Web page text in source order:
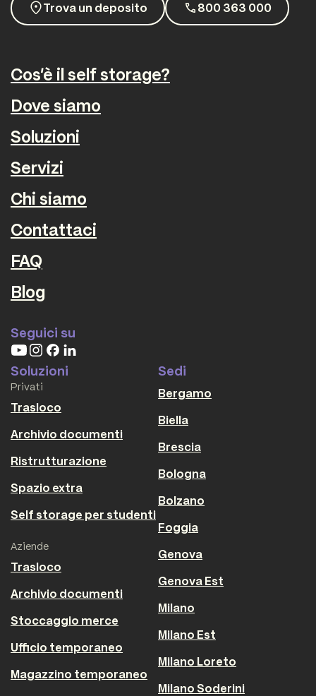
Trova un deposito 800 363 000
Cos'è il self storage?
Dove siamo
Soluzioni
Servizi
Chi siamo
Contattaci
FAQ
Blog
Seguici su
Soluzioni
Privati
Trasloco
Archivio documenti
Ristrutturazione
Spazio extra
Self storage per studenti
Aziende
Trasloco
Archivio documenti
Stoccaggio merce
Ufficio temporaneo
Magazzino temporaneo
Sedi
Bergamo
Biella
Brescia
Bologna
Bolzano
Foggia
Genova
Genova Est
Milano
Milano Est
Milano Loreto
Milano Soderini